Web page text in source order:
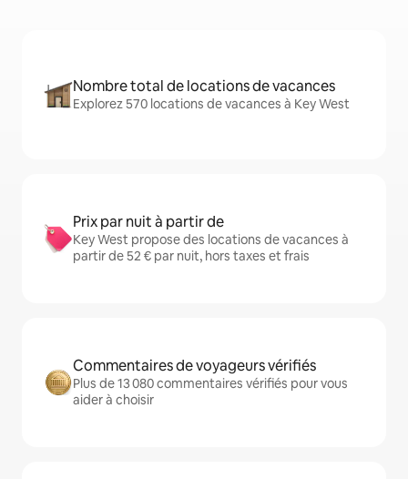
Nombre total de locations de vacances
Explorez 570 locations de vacances à Key West
Prix par nuit à partir de
Key West propose des locations de vacances à
partir de 52 € par nuit, hors taxes et frais
Commentaires de voyageurs vérifiés
Plus de 13 080 commentaires vérifiés pour vous
aider à choisir